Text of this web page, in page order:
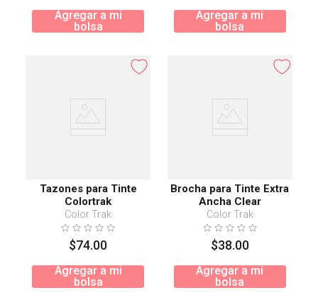
Agregar a mi
bolsa
Agregar a mi
bolsa
Tazones para Tinte
Colortrak
Color Trak
$74.00
Agregar a mi
bolsa
Brocha para Tinte Extra
Ancha Clear
Color Trak
$38.00
Agregar a mi
bolsa